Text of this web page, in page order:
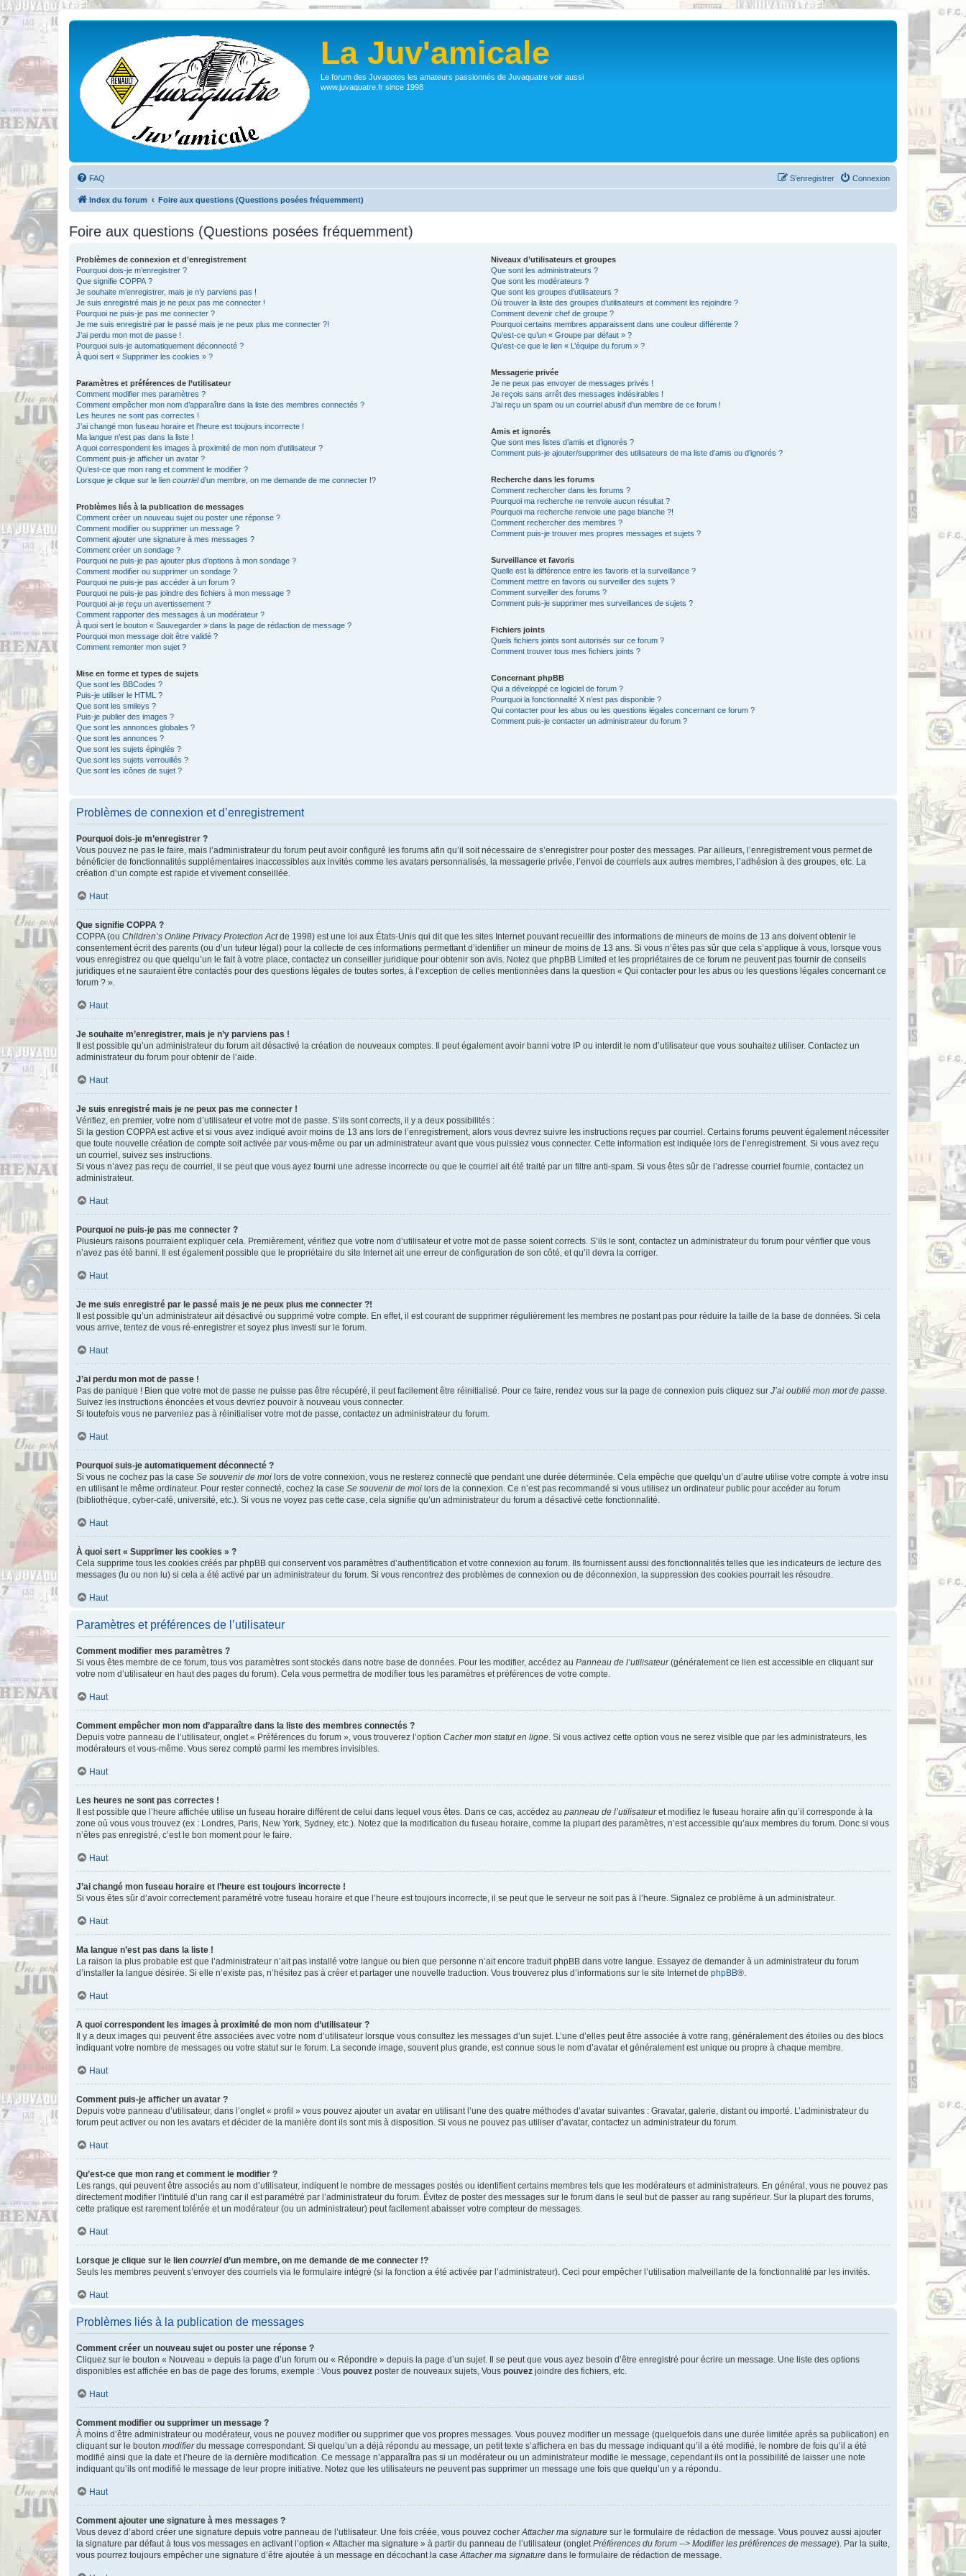
La Juv'amicale
Le forum des Juvapotes les amateurs passionnés de Juvaquatre voir aussi
www.juvaquatre.fr since 1998
FAQ Connexion
S’enregistrer
Index du forum Foire aux questions (Questions posées fréquemment)
Foire aux questions (Questions posées fréquemment)
Problèmes de connexion et d’enregistrement
Pourquoi dois-je m’enregistrer ?
Que signifie COPPA ?
Je souhaite m’enregistrer, mais je n’y parviens pas !
Je suis enregistré mais je ne peux pas me connecter !
Pourquoi ne puis-je pas me connecter ?
Je me suis enregistré par le passé mais je ne peux plus me connecter ?!
J’ai perdu mon mot de passe !
Pourquoi suis-je automatiquement déconnecté ?
À quoi sert « Supprimer les cookies » ?
Paramètres et préférences de l’utilisateur
Comment modifier mes paramètres ?
Comment empêcher mon nom d’apparaître dans la liste des membres connectés ?
Les heures ne sont pas correctes !
J’ai changé mon fuseau horaire et l’heure est toujours incorrecte !
Ma langue n’est pas dans la liste !
A quoi correspondent les images à proximité de mon nom d’utilisateur ?
Comment puis-je afficher un avatar ?
Qu’est-ce que mon rang et comment le modifier ?
Lorsque je clique sur le lien courrield’un membre, on me demande de me connecter !?
Problèmes liés à la publication de messages
Comment créer un nouveau sujet ou poster une réponse ?
Comment modifier ou supprimer un message ?
Comment ajouter une signature à mes messages ?
Comment créer un sondage ?
Pourquoi ne puis-je pas ajouter plus d’options à mon sondage ?
Comment modifier ou supprimer un sondage ?
Pourquoi ne puis-je pas accéder à un forum ?
Pourquoi ne puis-je pas joindre des fichiers à mon message ?
Pourquoi ai-je reçu un avertissement ?
Comment rapporter des messages à un modérateur ?
À quoi sert le bouton « Sauvegarder » dans la page de rédaction de message ?
Pourquoi mon message doit être validé ?
Comment remonter mon sujet ?
Mise en forme et types de sujets
Que sont les BBCodes ?
Puis-je utiliser le HTML ?
Que sont les smileys ?
Puis-je publier des images ?
Que sont les annonces globales ?
Que sont les annonces ?
Que sont les sujets épinglés ?
Que sont les sujets verrouillés ?
Que sont les icônes de sujet ?
Niveaux d’utilisateurs et groupes
Que sont les administrateurs ?
Que sont les modérateurs ?
Que sont les groupes d’utilisateurs ?
Où trouver la liste des groupes d’utilisateurs et comment les rejoindre ?
Comment devenir chef de groupe ?
Pourquoi certains membres apparaissent dans une couleur différente ?
Qu’est-ce qu’un « Groupe par défaut » ?
Qu’est-ce que le lien « L’équipe du forum » ?
Messagerie privée
Je ne peux pas envoyer de messages privés !
Je reçois sans arrêt des messages indésirables !
J’ai reçu un spam ou un courriel abusif d’un membre de ce forum !
Amis et ignorés
Que sont mes listes d’amis et d’ignorés ?
Comment puis-je ajouter/supprimer des utilisateurs de ma liste d’amis ou d’ignorés ?
Recherche dans les forums
Comment rechercher dans les forums ?
Pourquoi ma recherche ne renvoie aucun résultat ?
Pourquoi ma recherche renvoie une page blanche ?!
Comment rechercher des membres ?
Comment puis-je trouver mes propres messages et sujets ?
Surveillance et favoris
Quelle est la différence entre les favoris et la surveillance ?
Comment mettre en favoris ou surveiller des sujets ?
Comment surveiller des forums ?
Comment puis-je supprimer mes surveillances de sujets ?
Fichiers joints
Quels fichiers joints sont autorisés sur ce forum ?
Comment trouver tous mes fichiers joints ?
Concernant phpBB
Qui a développé ce logiciel de forum ?
Pourquoi la fonctionnalité X n’est pas disponible ?
Qui contacter pour les abus ou les questions légales concernant ce forum ?
Comment puis-je contacter un administrateur du forum ?
Problèmes de connexion et d’enregistrement
Pourquoi dois-je m’enregistrer ?
Vous pouvez ne pas le faire, mais l’administrateur du forum peut avoir configuré les forums afin qu’il soit nécessaire de s’enregistrer pour poster des messages. Par ailleurs, l’enregistrement vous permet de
bénéficier de fonctionnalités supplémentaires inaccessibles aux invités comme les avatars personnalisés, la messagerie privée, l’envoi de courriels aux autres membres, l’adhésion à des groupes, etc. La
création d’un compte est rapide et vivement conseillée.
Haut
Que signifie COPPA ?
COPPA (ou Children’s Online Privacy Protection Actde 1998) est une loi aux États-Unis qui dit que les sites Internet pouvant recueillir des informations de mineurs de moins de 13 ans doivent obtenir le
consentement écrit des parents (ou d’un tuteur légal) pour la collecte de ces informations permettant d’identifier un mineur de moins de 13 ans. Si vous n’êtes pas sûr que cela s’applique à vous, lorsque vous
vous enregistrez ou que quelqu’un le fait à votre place, contactez un conseiller juridique pour obtenir son avis. Notez que phpBB Limited et les propriétaires de ce forum ne peuvent pas fournir de conseils
juridiques et ne sauraient être contactés pour des questions légales de toutes sortes, à l’exception de celles mentionnées dans la question « Qui contacter pour les abus ou les questions légales concernant ce
forum ? ».
Haut
Je souhaite m’enregistrer, mais je n’y parviens pas !
Il est possible qu’un administrateur du forum ait désactivé la création de nouveaux comptes. Il peut également avoir banni votre IP ou interdit le nom d’utilisateur que vous souhaitez utiliser. Contactez un
administrateur du forum pour obtenir de l’aide.
Haut
Je suis enregistré mais je ne peux pas me connecter !
Vérifiez, en premier, votre nom d’utilisateur et votre mot de passe. S’ils sont corrects, il y a deux possibilités :
Si la gestion COPPA est active et si vous avez indiqué avoir moins de 13 ans lors de l’enregistrement, alors vous devrez suivre les instructions reçues par courriel. Certains forums peuvent également nécessiter
que toute nouvelle création de compte soit activée par vous-même ou par un administrateur avant que vous puissiez vous connecter. Cette information est indiquée lors de l’enregistrement. Si vous avez reçu
un courriel, suivez ses instructions.
Si vous n’avez pas reçu de courriel, il se peut que vous ayez fourni une adresse incorrecte ou que le courriel ait été traité par un filtre anti-spam. Si vous êtes sûr de l’adresse courriel fournie, contactez un
administrateur.
Haut
Pourquoi ne puis-je pas me connecter ?
Plusieurs raisons pourraient expliquer cela. Premièrement, vérifiez que votre nom d’utilisateur et votre mot de passe soient corrects. S’ils le sont, contactez un administrateur du forum pour vérifier que vous
n’avez pas été banni. Il est également possible que le propriétaire du site Internet ait une erreur de configuration de son côté, et qu’il devra la corriger.
Haut
Je me suis enregistré par le passé mais je ne peux plus me connecter ?!
Il est possible qu’un administrateur ait désactivé ou supprimé votre compte. En effet, il est courant de supprimer régulièrement les membres ne postant pas pour réduire la taille de la base de données. Si cela
vous arrive, tentez de vous ré-enregistrer et soyez plus investi sur le forum.
Haut
J’ai perdu mon mot de passe !
Pas de panique ! Bien que votre mot de passe ne puisse pas être récupéré, il peut facilement être réinitialisé. Pour ce faire, rendez vous sur la page de connexion puis cliquez sur J’ai oublié mon mot de passe.
Suivez les instructions énoncées et vous devriez pouvoir à nouveau vous connecter.
Si toutefois vous ne parveniez pas à réinitialiser votre mot de passe, contactez un administrateur du forum.
Haut
Pourquoi suis-je automatiquement déconnecté ?
Si vous ne cochez pas la case Se souvenir de moi lors de votre connexion, vous ne resterez connecté que pendant une durée déterminée. Cela empêche que quelqu’un d’autre utilise votre compte à votre insu
en utilisant le même ordinateur. Pour rester connecté, cochez la case Se souvenir de moi lors de la connexion. Ce n’est pas recommandé si vous utilisez un ordinateur public pour accéder au forum
(bibliothèque, cyber-café, université, etc.). Si vous ne voyez pas cette case, cela signifie qu’un administrateur du forum a désactivé cette fonctionnalité.
Haut
À quoi sert « Supprimer les cookies » ?
Cela supprime tous les cookies créés par phpBB qui conservent vos paramètres d’authentification et votre connexion au forum. Ils fournissent aussi des fonctionnalités telles que les indicateurs de lecture des
messages (lu ou non lu) si cela a été activé par un administrateur du forum. Si vous rencontrez des problèmes de connexion ou de déconnexion, la suppression des cookies pourrait les résoudre.
Haut
Paramètres et préférences de l’utilisateur
Comment modifier mes paramètres ?
Si vous êtes membre de ce forum, tous vos paramètres sont stockés dans notre base de données. Pour les modifier, accédez au Panneau de l’utilisateur(généralement ce lien est accessible en cliquant sur
votre nom d’utilisateur en haut des pages du forum). Cela vous permettra de modifier tous les paramètres et préférences de votre compte.
Haut
Comment empêcher mon nom d’apparaître dans la liste des membres connectés ?
Depuis votre panneau de l’utilisateur, onglet « Préférences du forum », vous trouverez l’option Cacher mon statut en ligne. Si vous activez cette option vous ne serez visible que par les administrateurs, les
modérateurs et vous-même. Vous serez compté parmi les membres invisibles.
Haut
Les heures ne sont pas correctes !
Il est possible que l’heure affichée utilise un fuseau horaire différent de celui dans lequel vous êtes. Dans ce cas, accédez au panneau de l’utilisateuret modifiez le fuseau horaire afin qu’il corresponde à la
zone où vous vous trouvez (ex : Londres, Paris, New York, Sydney, etc.). Notez que la modification du fuseau horaire, comme la plupart des paramètres, n’est accessible qu’aux membres du forum. Donc si vous
n’êtes pas enregistré, c’est le bon moment pour le faire.
Haut
J’ai changé mon fuseau horaire et l’heure est toujours incorrecte !
Si vous êtes sûr d’avoir correctement paramétré votre fuseau horaire et que l’heure est toujours incorrecte, il se peut que le serveur ne soit pas à l’heure. Signalez ce problème à un administrateur.
Haut
Ma langue n’est pas dans la liste !
La raison la plus probable est que l’administrateur n’ait pas installé votre langue ou bien que personne n’ait encore traduit phpBB dans votre langue. Essayez de demander à un administrateur du forum
d’installer la langue désirée. Si elle n’existe pas, n’hésitez pas à créer et partager une nouvelle traduction. Vous trouverez plus d’informations sur le site Internet de phpBB®.
Haut
A quoi correspondent les images à proximité de mon nom d’utilisateur ?
Il y a deux images qui peuvent être associées avec votre nom d’utilisateur lorsque vous consultez les messages d’un sujet. L’une d’elles peut être associée à votre rang, généralement des étoiles ou des blocs
indiquant votre nombre de messages ou votre statut sur le forum. La seconde image, souvent plus grande, est connue sous le nom d’avatar et généralement est unique ou propre à chaque membre.
Haut
Comment puis-je afficher un avatar ?
Depuis votre panneau d’utilisateur, dans l’onglet « profil » vous pouvez ajouter un avatar en utilisant l’une des quatre méthodes d’avatar suivantes : Gravatar, galerie, distant ou importé. L’administrateur du
forum peut activer ou non les avatars et décider de la manière dont ils sont mis à disposition. Si vous ne pouvez pas utiliser d’avatar, contactez un administrateur du forum.
Haut
Qu’est-ce que mon rang et comment le modifier ?
Les rangs, qui peuvent être associés au nom d’utilisateur, indiquent le nombre de messages postés ou identifient certains membres tels que les modérateurs et administrateurs. En général, vous ne pouvez pas
directement modifier l’intitulé d’un rang car il est paramétré par l’administrateur du forum. Évitez de poster des messages sur le forum dans le seul but de passer au rang supérieur. Sur la plupart des forums,
cette pratique est rarement tolérée et un modérateur (ou un administrateur) peut facilement abaisser votre compteur de messages.
Haut
Lorsque je clique sur le lien courrield’un membre, on me demande de me connecter !?
Seuls les membres peuvent s’envoyer des courriels via le formulaire intégré (si la fonction a été activée par l’administrateur). Ceci pour empêcher l’utilisation malveillante de la fonctionnalité par les invités.
Haut
Problèmes liés à la publication de messages
Comment créer un nouveau sujet ou poster une réponse ?
Cliquez sur le bouton « Nouveau » depuis la page d’un forum ou « Répondre » depuis la page d’un sujet. Il se peut que vous ayez besoin d’être enregistré pour écrire un message. Une liste des options
disponibles est affichée en bas de page des forums, exemple : Vous pouvez poster de nouveaux sujets, Vous pouvez joindre des fichiers, etc.
Haut
Comment modifier ou supprimer un message ?
À moins d’être administrateur ou modérateur, vous ne pouvez modifier ou supprimer que vos propres messages. Vous pouvez modifier un message (quelquefois dans une durée limitée après sa publication) en
cliquant sur le bouton modifierdu message correspondant. Si quelqu’un a déjà répondu au message, un petit texte s’affichera en bas du message indiquant qu’il a été modifié, le nombre de fois qu’il a été
modifié ainsi que la date et l’heure de la dernière modification. Ce message n’apparaîtra pas si un modérateur ou un administrateur modifie le message, cependant ils ont la possibilité de laisser une note
indiquant qu’ils ont modifié le message de leur propre initiative. Notez que les utilisateurs ne peuvent pas supprimer un message une fois que quelqu’un y a répondu.
Haut
Comment ajouter une signature à mes messages ?
Vous devez d’abord créer une signature depuis votre panneau de l’utilisateur. Une fois créée, vous pouvez cocherAttacher ma signature sur le formulaire de rédaction de message. Vous pouvez aussi ajouter
la signature par défaut à tous vos messages en activant l’option « Attacher ma signature » à partir du panneau de l’utilisateur (ongletPréférences du forum --> Modifier les préférences de message). Par la suite,
vous pourrez toujours empêcher une signature d’être ajoutée à un message en décochant la caseAttacher ma signature dans le formulaire de rédaction de message.